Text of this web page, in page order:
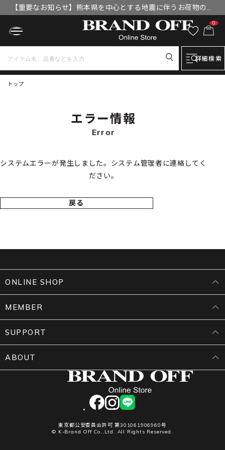
【重要なお知らせ】熊本県を中心とする地震に伴うお荷物のお
届けについて
0
詳細検索
トップ
エラー情報
Error
システムエラーが発生しました。システム管理者に連絡してく
ださい。
戻る
facebookinstagram
LINE
東京都公安委員会許可 第301061906960号
© K-Brand Off Co.,Ltd. All Rights Reserved.
ONLINE SHOP
MEMBER
SUPPORT
ABOUT